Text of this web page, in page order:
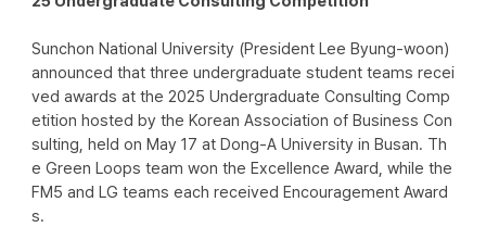
Sunchon National University (President Lee Byung-woon)
announced that three undergraduate student teams recei
ved awards at the 2025 Undergraduate Consulting Comp
etition hosted by the Korean Association of Business Con
sulting, held on May 17 at Dong-A University in Busan. Th
e Green Loops team won the Excellence Award, while the
FM5 and LG teams each received Encouragement Award
s.